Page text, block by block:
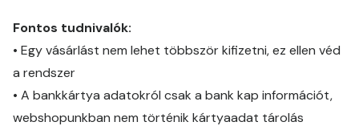
Fontos tudnivalók:
• Egy vásárlást nem lehet többször kifizetni, ez ellen véd
a rendszer
• A bankkártya adatokról csak a bank kap információt,
webshopunkban nem történik kártyaadat tárolás